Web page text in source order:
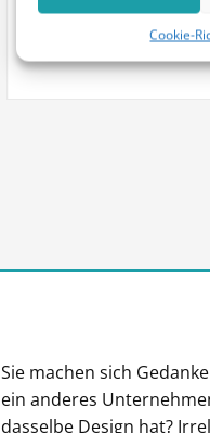
Cookie-
Sie machen sich
ein anderes
dasselbe Design hat?